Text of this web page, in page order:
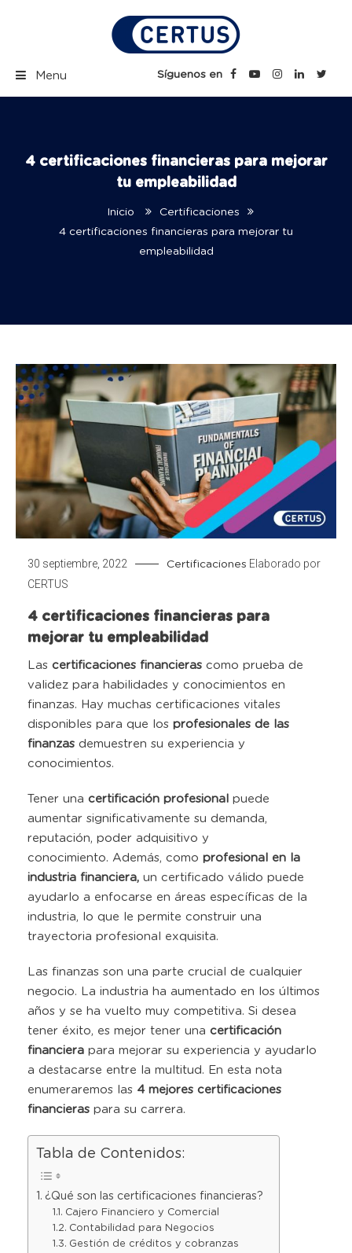
Certus Blog | Carreras
Menu Síguenos en
4 certificaciones financieras para mejorar
tu empleabilidad
Inicio
Certificaciones
4 certificaciones financieras para mejorar tu
empleabilidad
30 septiembre, 2022 Certificaciones Elaborado por
CERTUS
4 certificaciones financieras para
mejorar tu empleabilidad
Las certificaciones financieras como prueba de
validez para habilidades y conocimientos en
finanzas. Hay muchas certificaciones vitales
disponibles para que los profesionales de las
finanzas demuestren su experiencia y
conocimientos.
Tener una certificación profesional puede
aumentar significativamente su demanda,
reputación, poder adquisitivo y
conocimiento. Además, como profesional en la
industria financiera, un certificado válido puede
ayudarlo a enfocarse en áreas específicas de la
industria, lo que le permite construir una
trayectoria profesional exquisita.
Las finanzas son una parte crucial de cualquier
negocio. La industria ha aumentado en los últimos
años y se ha vuelto muy competitiva. Si desea
tener éxito, es mejor tener una certificación
financiera para mejorar su experiencia y ayudarlo
a destacarse entre la multitud. En esta nota
enumeraremos las 4 mejores certificaciones
financieras para su carrera.
Tabla de Contenidos:
¿Qué son las certificaciones financieras?
Cajero Financiero y Comercial
Contabilidad para Negocios
Gestión de créditos y cobranzas